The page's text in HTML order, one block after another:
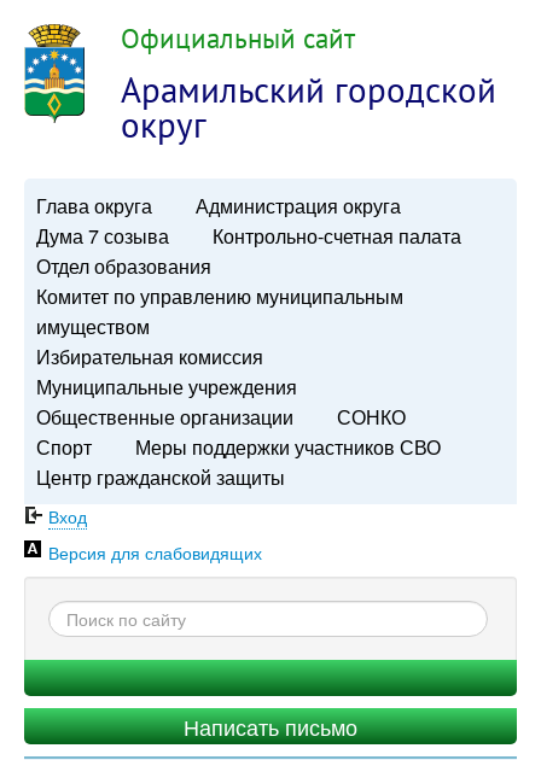
Официальный сайт
Арамильский городской
округ
Глава округа
Администрация округа
Дума 7 созыва
Контрольно-счетная палата
Отдел образования
Комитет по управлению муниципальным
имуществом
Избирательная комиссия
Муниципальные учреждения
Общественные организации
СОНКО
Спорт
Меры поддержки участников СВО
Центр гражданской защиты
Вход
Версия для слабовидящих
Написать письмо